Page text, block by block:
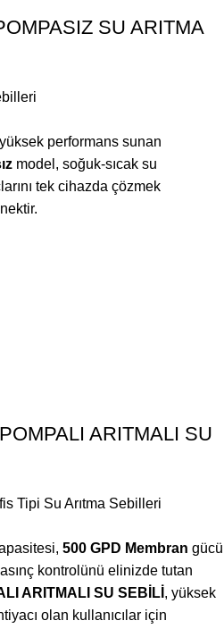
SU ARITMA
performans sunan
model, soğuk-sıcak su
tek cihazda çözmek
ARITMALI SU
Tipi Su Arıtma Sebilleri
500 GPD Membran gücü
kontrolünü elinizde tutan
ARITMALI SU SEBİLİ , yüksek
olan kullanıcılar için